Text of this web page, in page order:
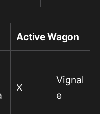
Active Wagon
X
Vignal
e